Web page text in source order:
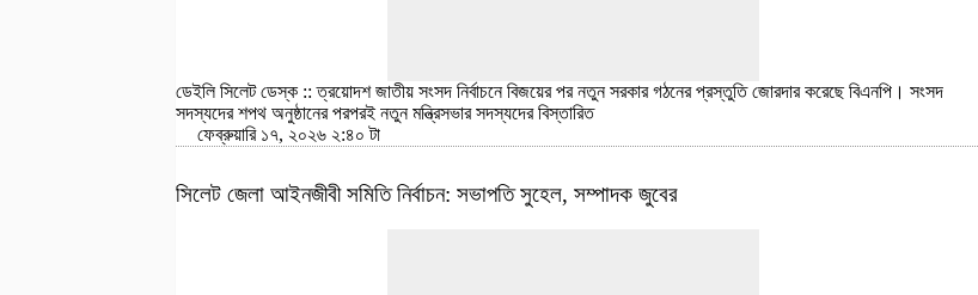
ডেইলি সিলেট ডেস্ক :: ত্রয়োদশ জাতীয় সংসদ নির্বাচনে বিজয়ের পর নতুন সরকার গঠনের প্রস্তুতি জোরদার করেছে বিএনপি। সংসদ
সদস্যদের শপথ অনুষ্ঠানের পরপরই নতুন মন্ত্রিসভার সদস্যদেরবিস্তারিত
ফেব্রুয়ারি ১৭, ২০২৬ ২:৪০ টা
সিলেট জেলা আইনজীবী সমিতি নির্বাচন: সভাপতি সুহেল, সম্পাদক জুবের